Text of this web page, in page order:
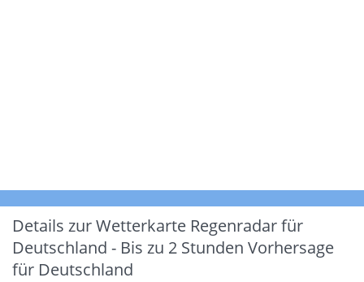
Details zur Wetterkarte Regenradar für
Deutschland - Bis zu 2 Stunden Vorhersage
für Deutschland